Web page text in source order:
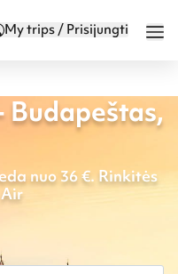
My trips / Prisijungti
Budapeštas,
nuo 36 €. Rinkitės